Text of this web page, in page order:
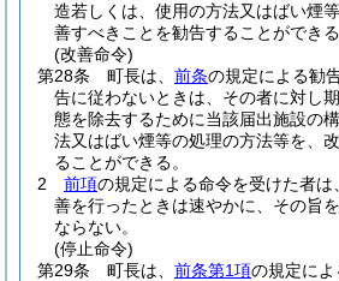
造若しくは、使用の方法又はばい煙
善すべきことを勧告することができる
(改善命令)
第28条
町長は、 前条の規定による勧
告に従わないときは、その者に対し
態を除去するために当該届出施設の
法又はばい煙等の処理の方法等を、
ることができる。
2
前項の規定による命令を受けた者
善を行ったときは速やかに、その旨
ならない。
(停止命令)
第29条
町長は、 前条第1項の規定に